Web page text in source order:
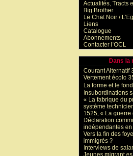
Actualités, Tracts
Big Brother
Le Chat Noir /
Liens
Catalogue
Abonnements
Contacter l’OCL
Dans la
Courant Alternatif
Vertement écolo
La forme et le
Insubordinations
« La fabrique du
système
1525, « La guerre
Déclaration
indépendantes en
Vers la fin des
immigrés ?
Interviews de
Jeunes